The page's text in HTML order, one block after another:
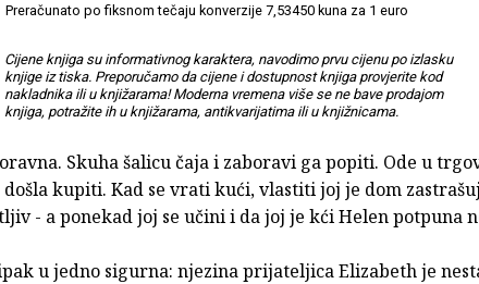
Preračunato po fiksnom tečaju konverzije 7,53450 kuna za 1 euro
Cijene knjiga su informativnog karaktera, navodimo prvu cijenu po izlasku
knjige iz tiska. Preporučamo da cijene i dostupnost knjiga provjerite kod
nakladnika ili u knjižarama! Moderna vremena više se ne bave prodajom
knjiga, potražite ih u knjižarama, antikvarijatima ili u knjižnicama.
Skuha šalicu čaja i zaboravi ga popiti. Ode u
došla kupiti. Kad se vrati kući, vlastiti joj je dom
- a ponekad joj se učini i da joj je kći Helen potpuna
u jedno sigurna: njezina prijateljica Elizabeth je